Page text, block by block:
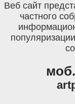
Веб сайт
частного